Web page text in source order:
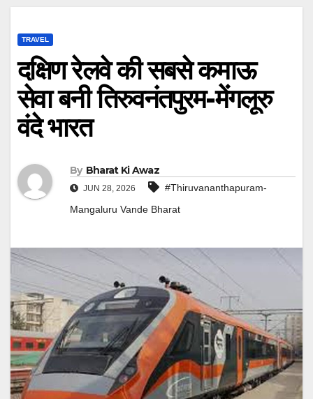
TRAVEL
दक्षिण रेलवे की सबसे कमाऊ
सेवा बनी तिरुवनंतपुरम-मेंगलूरु
वंदे भारत
By Bharat Ki Awaz
JUN 28, 2026
#Thiruvananthapuram-
Mangaluru Vande Bharat